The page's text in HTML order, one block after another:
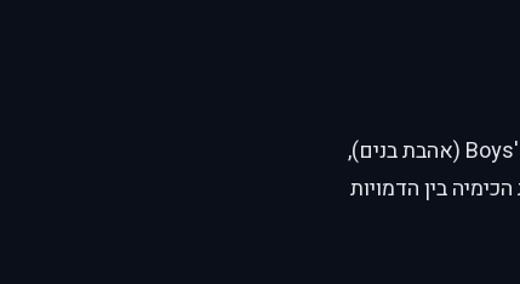
"ג'ונג'ו רומנטיקה" (Junjou Romantica) היא אחת הסדרות המוכרות בז'אנר ה-Boys' Love (אהבת בנים),
בין הדמויות